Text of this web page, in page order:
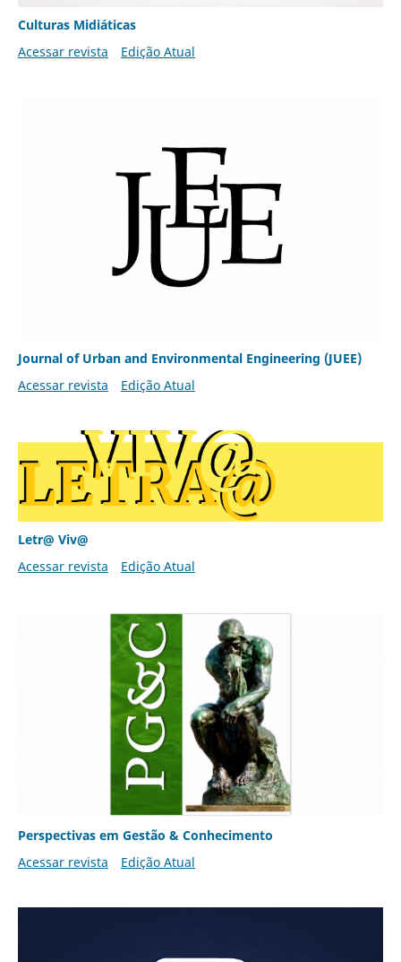
Culturas Midiáticas
Acessar revista
Edição Atual
Journal of Urban and Environmental Engineering (JUEE)
Acessar revista
Edição Atual
Letr@ Viv@
Acessar revista
Edição Atual
Perspectivas em Gestão & Conhecimento
Acessar revista
Edição Atual